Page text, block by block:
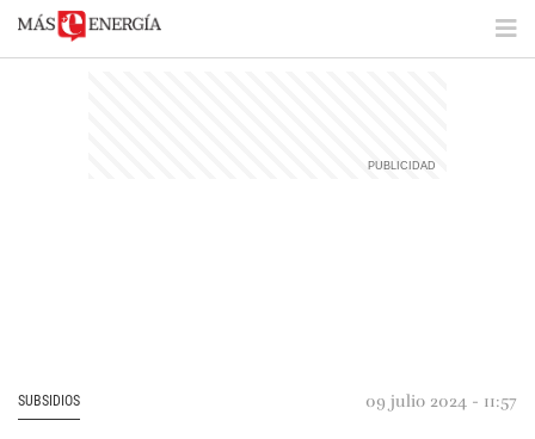
SUBSIDIOS 09 julio 2024 - 11:57